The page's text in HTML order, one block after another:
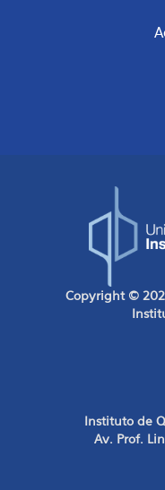
Copyright © 2026
Instituto de
Av. Prof.